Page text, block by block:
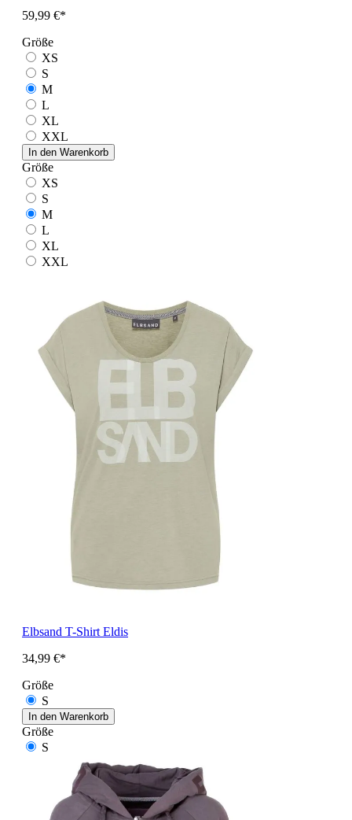
59,99 €*
Größe
XS
S
M
L
XL
XXL
In den Warenkorb
Größe
XS
S
M
L
XL
XXL
Elbsand T-Shirt Eldis
34,99 €*
Größe
S
In den Warenkorb
Größe
S